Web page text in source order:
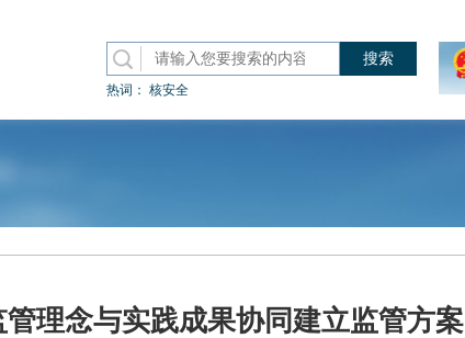
热词： 核安全
理念与实践成果协同建立监管方案